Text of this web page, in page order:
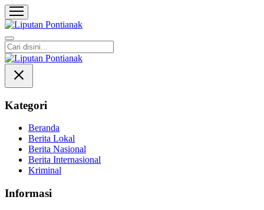
Liputan Pontianak
Berita Terkini dan TerUpdate
Kategori
Beranda
Berita Lokal
Berita Nasional
Berita Internasional
Kriminal
Informasi